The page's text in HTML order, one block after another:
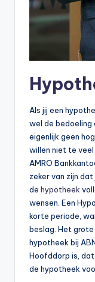
Als jij een
wel de bedoeling
eigenlijk geen
willen niet te veel
AMRO
zeker van zijn
de hypotheek
wensen. Een
korte periode,
beslag. Het
hypotheek bij
Hoofddorp is,
de hypotheek